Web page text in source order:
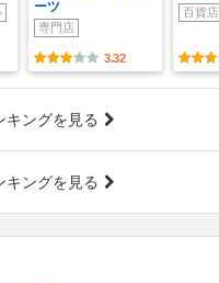
ーツ
専門店
3.32
百貨
キングを見る
キングを見る